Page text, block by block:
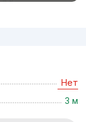
Нет
3 м